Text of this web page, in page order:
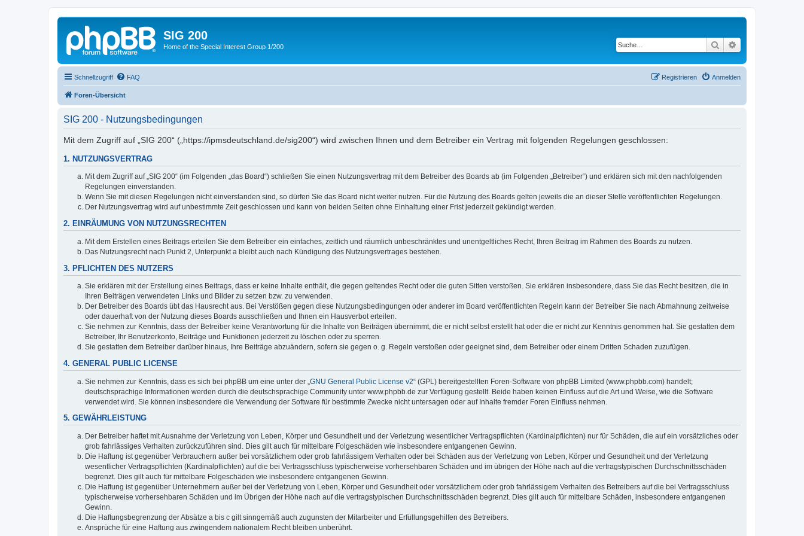
SIG 200
Home of the Special Interest Group 1/200 Suche
Schnellzugriff FAQ Anmelden
Registrieren
Foren-Übersicht
SIG 200 - Nutzungsbedingungen
Mit dem Zugriff auf „SIG 200“ („https://ipmsdeutschland.de/sig200“) wird zwischen Ihnen und dem Betreiber ein Vertrag mit folgenden Regelungen geschlossen:
1. NUTZUNGSVERTRAG
Mit dem Zugriff auf „SIG 200“ (im Folgenden „das Board“) schließen Sie einen Nutzungsvertrag mit dem Betreiber des Boards ab (im Folgenden „Betreiber“) und erklären sich mit den nachfolgenden
Regelungen einverstanden.
Wenn Sie mit diesen Regelungen nicht einverstanden sind, so dürfen Sie das Board nicht weiter nutzen. Für die Nutzung des Boards gelten jeweils die an dieser Stelle veröffentlichten Regelungen.
Der Nutzungsvertrag wird auf unbestimmte Zeit geschlossen und kann von beiden Seiten ohne Einhaltung einer Frist jederzeit gekündigt werden.
2. EINRÄUMUNG VON NUTZUNGSRECHTEN
Mit dem Erstellen eines Beitrags erteilen Sie dem Betreiber ein einfaches, zeitlich und räumlich unbeschränktes und unentgeltliches Recht, Ihren Beitrag im Rahmen des Boards zu nutzen.
Das Nutzungsrecht nach Punkt 2, Unterpunkt a bleibt auch nach Kündigung des Nutzungsvertrages bestehen.
3. PFLICHTEN DES NUTZERS
Sie erklären mit der Erstellung eines Beitrags, dass er keine Inhalte enthält, die gegen geltendes Recht oder die guten Sitten verstoßen. Sie erklären insbesondere, dass Sie das Recht besitzen, die in
Ihren Beiträgen verwendeten Links und Bilder zu setzen bzw. zu verwenden.
Der Betreiber des Boards übt das Hausrecht aus. Bei Verstößen gegen diese Nutzungsbedingungen oder anderer im Board veröffentlichten Regeln kann der Betreiber Sie nach Abmahnung zeitweise
oder dauerhaft von der Nutzung dieses Boards ausschließen und Ihnen ein Hausverbot erteilen.
Sie nehmen zur Kenntnis, dass der Betreiber keine Verantwortung für die Inhalte von Beiträgen übernimmt, die er nicht selbst erstellt hat oder die er nicht zur Kenntnis genommen hat. Sie gestatten dem
Betreiber, Ihr Benutzerkonto, Beiträge und Funktionen jederzeit zu löschen oder zu sperren.
Sie gestatten dem Betreiber darüber hinaus, Ihre Beiträge abzuändern, sofern sie gegen o. g. Regeln verstoßen oder geeignet sind, dem Betreiber oder einem Dritten Schaden zuzufügen.
4. GENERAL PUBLIC LICENSE
Sie nehmen zur Kenntnis, dass es sich bei phpBB um eine unter der „ GNU General Public License v2“ (GPL) bereitgestellten Foren-Software von phpBB Limited (www.phpbb.com) handelt;
deutschsprachige Informationen werden durch die deutschsprachige Community unter www.phpbb.de zur Verfügung gestellt. Beide haben keinen Einfluss auf die Art und Weise, wie die Software
verwendet wird. Sie können insbesondere die Verwendung der Software für bestimmte Zwecke nicht untersagen oder auf Inhalte fremder Foren Einfluss nehmen.
5. GEWÄHRLEISTUNG
Der Betreiber haftet mit Ausnahme der Verletzung von Leben, Körper und Gesundheit und der Verletzung wesentlicher Vertragspflichten (Kardinalpflichten) nur für Schäden, die auf ein vorsätzliches oder
grob fahrlässiges Verhalten zurückzuführen sind. Dies gilt auch für mittelbare Folgeschäden wie insbesondere entgangenen Gewinn.
Die Haftung ist gegenüber Verbrauchern außer bei vorsätzlichem oder grob fahrlässigem Verhalten oder bei Schäden aus der Verletzung von Leben, Körper und Gesundheit und der Verletzung
wesentlicher Vertragspflichten (Kardinalpflichten) auf die bei Vertragsschluss typischerweise vorhersehbaren Schäden und im übrigen der Höhe nach auf die vertragstypischen Durchschnittsschäden
begrenzt. Dies gilt auch für mittelbare Folgeschäden wie insbesondere entgangenen Gewinn.
Die Haftung ist gegenüber Unternehmern außer bei der Verletzung von Leben, Körper und Gesundheit oder vorsätzlichem oder grob fahrlässigem Verhalten des Betreibers auf die bei Vertragsschluss
typischerweise vorhersehbaren Schäden und im Übrigen der Höhe nach auf die vertragstypischen Durchschnittsschäden begrenzt. Dies gilt auch für mittelbare Schäden, insbesondere entgangenen
Gewinn.
Die Haftungsbegrenzung der Absätze a bis c gilt sinngemäß auch zugunsten der Mitarbeiter und Erfüllungsgehilfen des Betreibers.
Ansprüche für eine Haftung aus zwingendem nationalem Recht bleiben unberührt.